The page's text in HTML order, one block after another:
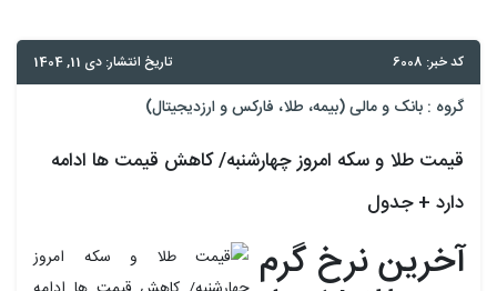
کد خبر: 6008 تاریخ انتشار: دی 11, 1404
گروه :بانک و مالی (بیمه، طلا، فارکس و ارزدیجیتال)
قیمت طلا و سکه امروز چهارشنبه/ کاهش قیمت ها ادامه
دارد + جدول
آخرین نرخ گرم